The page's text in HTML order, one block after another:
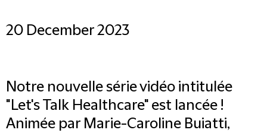
20 December 2023
Notre nouvelle série vidéo intitulée
"Let's Talk Healthcare" est lancée !
Animée par Marie-Caroline Buiatti,